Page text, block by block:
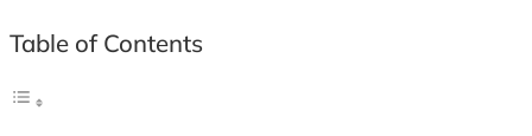
Table of Contents